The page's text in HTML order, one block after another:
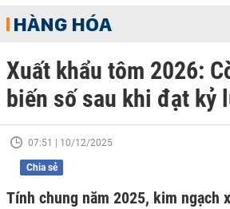
HÀNG HÓA
Xuất khẩu tôm 2026:
biến số sau khi đạt kỷ
07:51 | 10/12/2025
Chia sẻ
Tính chung năm 2025, kim ngạch